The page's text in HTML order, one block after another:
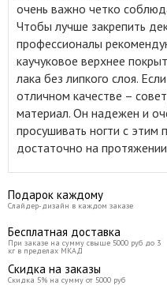
очень важно четко
Чтобы лучше закрепить
профессионалы
каучуковое верхнее
лака без липкого слоя.
отличном качестве –
материал. Он надежен и
просушивать ногти с
достаточно на
Подарок каждому
Слайдер-дизайн в каждом заказе
Бесплатная доставка
При заказе на сумму свыше 5000 руб до 3
кг в пределах МКАД
Скидка на заказы
Скидка 5% на сумму от 5000 руб